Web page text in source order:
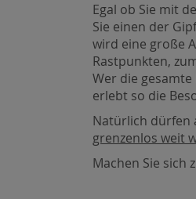
Egal ob Sie mit
Sie einen der
wird eine große
Rastpunkten,
Wer die
erlebt so die
Natürlich dürfen
grenzenlos weit
Machen Sie sich